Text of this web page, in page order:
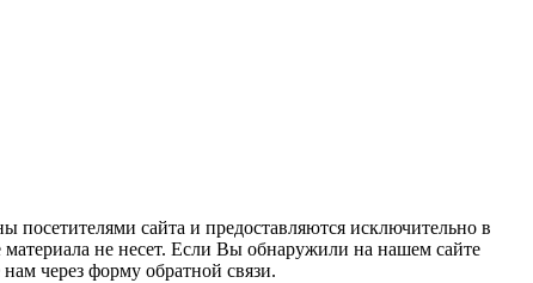
сайта и предоставляются исключительно в
не несет. Если Вы обнаружили на нашем сайте
через форму обратной связи.